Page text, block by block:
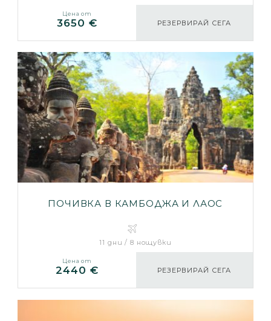
Цена от
3650 € РЕЗЕРВИРАЙ СЕГА
ПОЧИВКА В КАМБОДЖА И ЛАОС
11 дни / 8 нощувки
Цена от
2440 € РЕЗЕРВИРАЙ СЕГА